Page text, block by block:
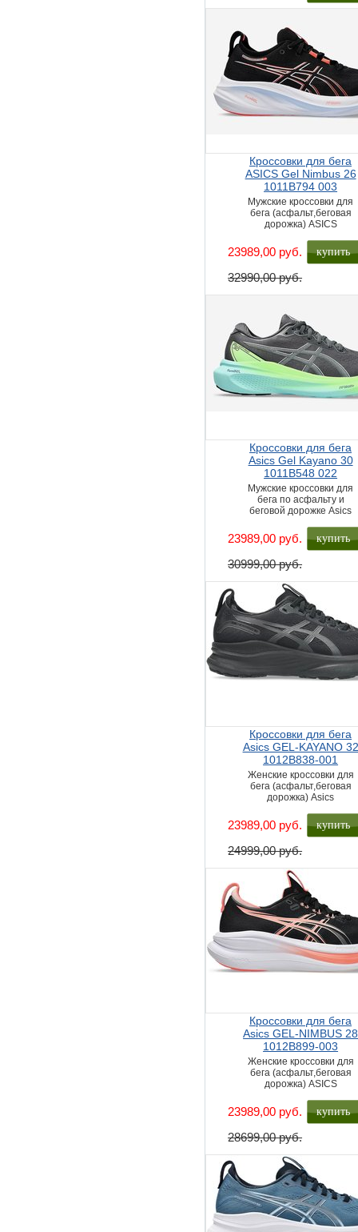
Кроссовки для бега
ASICS Gel Nimbus 26
1011B794 003
Мужские кроссовки для
бега (асфальт,беговая
дорожка) ASICS
23989,00 руб.
32990,00 руб.
купить
Кроссовки для бега
Asics Gel Kayano 30
1011B548 022
Мужские кроссовки для
бега по асфальту и
беговой дорожке Asics
23989,00 руб.
30999,00 руб.
купить
Кроссовки для бега
Asics GEL-KAYANO 32
1012B838-001
Женские кроссовки для
бега (асфальт,беговая
дорожка) Asics
23989,00 руб.
24999,00 руб.
купить
Кроссовки для бега
Asics GEL-NIMBUS 28
1012B899-003
Женские кроссовки для
бега (асфальт,беговая
дорожка) ASICS
23989,00 руб.
28699,00 руб.
купить